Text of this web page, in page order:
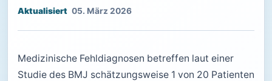
05. März 2026
Medizinische Fehldiagnosen betreffen laut einer
Studie des BMJ schätzungsweise 1 von 20 Patienten